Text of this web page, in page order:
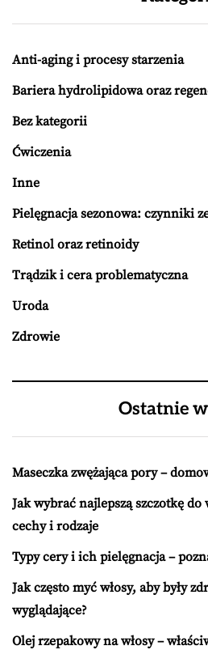
Anti-aging i procesy starzenia
Bariera hydrolipidowa oraz
Bez kategorii
Ćwiczenia
Inne
Pielęgnacja sezonowa: czynniki
Retinol oraz retinoidy
Trądzik i cera problematyczna
Uroda
Zdrowie
Ostatnie
Maseczka zwężająca pory –
Jak wybrać najlepszą szczotkę do
cechy i rodzaje
Typy cery i ich pielęgnacja –
Jak często myć włosy, aby były
wyglądające?
Olej rzepakowy na włosy –